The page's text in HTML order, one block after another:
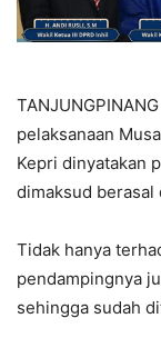
pelaksanaan
Kepri dinyatakan
dimaksud berasal
Tidak hanya
pendampingnya
sehingga sudah